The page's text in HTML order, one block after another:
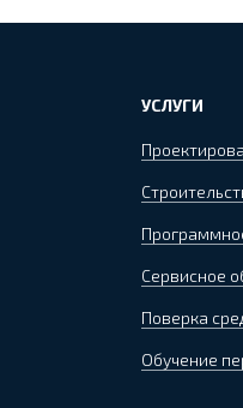
УСЛУГИ
Сервисное
Поверка
Обучение